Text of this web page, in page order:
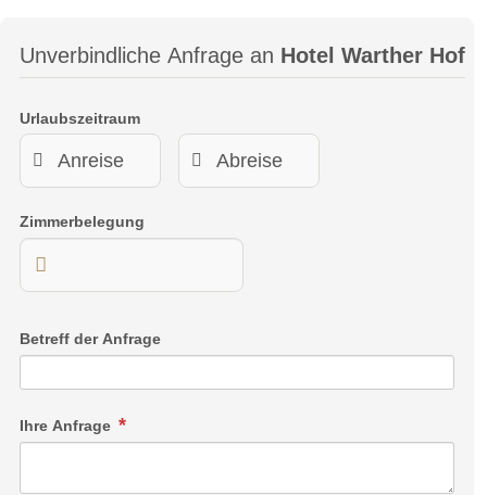
Unverbindliche Anfrage an Hotel Warther Hof
Urlaubszeitraum
Zimmerbelegung
Betreff der Anfrage
Ihre Anfrage